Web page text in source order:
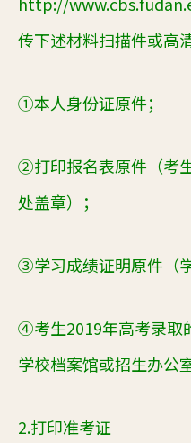
传下述材料扫描件或高
①本人身份证原件；
②打印报名表原件（考
处盖章）；
③学习成绩证明原件（
④考生2019年高考录取
学校档案馆或招生办公
2.打印准考证